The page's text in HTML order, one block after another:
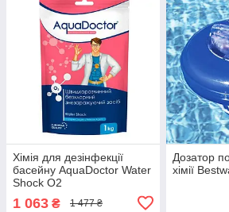
Хімія для дезінфекції
басейну AquaDoctor Water
Shock O2
1 063 ₴ 1 477 ₴
Дозатор
хімії